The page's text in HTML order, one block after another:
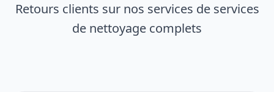
Retours clients sur nos services de services
de nettoyage complets